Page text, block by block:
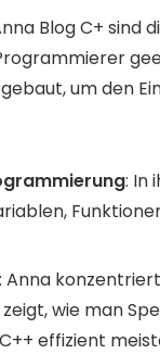
Blog C+ sind
um den
: In
: Anna
wie man
effizient